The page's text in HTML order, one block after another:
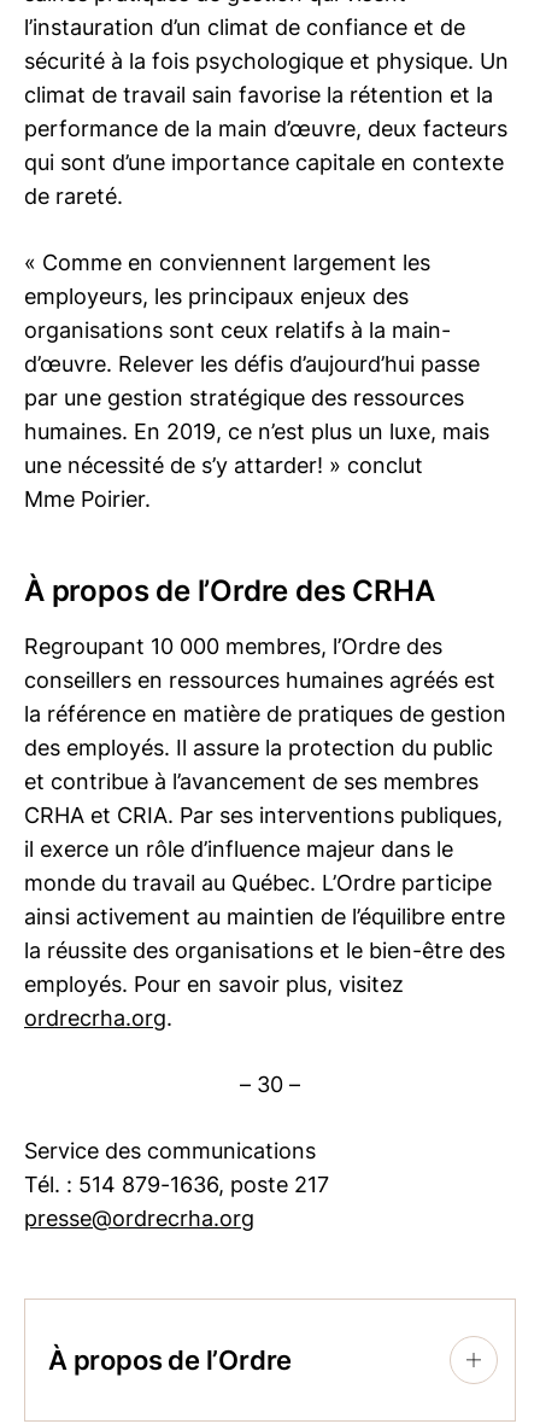
l’instauration d’un climat de confiance et de
sécurité à la fois psychologique et physique. Un
climat de travail sain favorise la rétention et la
performance de la main d’œuvre, deux facteurs
qui sont d’une importance capitale en contexte
de rareté.
« Comme en conviennent largement les
employeurs, les principaux enjeux des
organisations sont ceux relatifs à la main-
d’œuvre. Relever les défis d’aujourd’hui passe
par une gestion stratégique des ressources
humaines. En 2019, ce n’est plus un luxe, mais
une nécessité de s’y attarder! » conclut
Mme Poirier.
À propos de l’Ordre des CRHA
Regroupant 10 000 membres, l’Ordre des
conseillers en ressources humaines agréés est
la référence en matière de pratiques de gestion
des employés. Il assure la protection du public
et contribue à l’avancement de ses membres
CRHA et CRIA. Par ses interventions publiques,
il exerce un rôle d’influence majeur dans le
monde du travail au Québec. L’Ordre participe
ainsi activement au maintien de l’équilibre entre
la réussite des organisations et le bien-être des
employés. Pour en savoir plus, visitez
ordrecrha.org.
– 30 –
Service des communications
Tél. : 514 879-1636, poste 217
presse@ordrecrha.org
À propos de l’Ordre